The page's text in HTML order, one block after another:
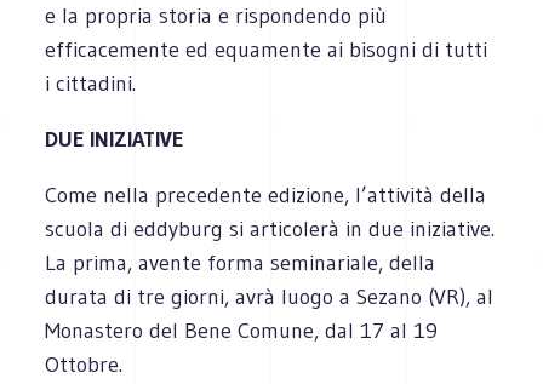
e la propria storia e rispondendo più
efficacemente ed equamente ai bisogni di tutti
i cittadini.
DUE INIZIATIVE
Come nella precedente edizione, l’attività della
scuola di eddyburg si articolerà in due iniziative.
La prima, avente forma seminariale, della
durata di tre giorni, avrà luogo a Sezano (VR), al
Monastero del Bene Comune, dal 17 al 19
Ottobre.